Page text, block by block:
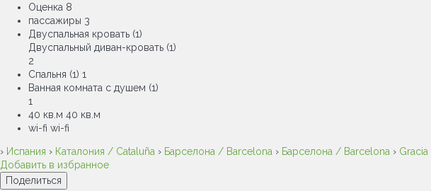
Оценка 8
пассажиры 3
Двуспальная кровать (1)
Двуспальный диван-кровать (1)
2
Спальня (1) 1
Ванная комната с душем (1)
1
40 кв.м 40 кв.м
wi-fi wi-fi
› Испания › Каталония / Cataluña › Барселона / Barcelona › Барселона / Barcelona › Gracia
Добавить в избранное
Поделиться